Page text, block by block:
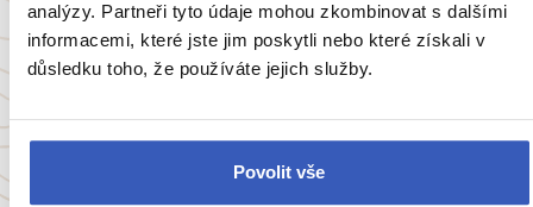
analýzy. Partneři tyto údaje mohou zkombinovat s dalšími
informacemi, které jste jim poskytli nebo které získali v
důsledku toho, že používáte jejich služby.
Povolit vše
Zobrazit všechny články o Ekvádoru
Oblíbené cíle